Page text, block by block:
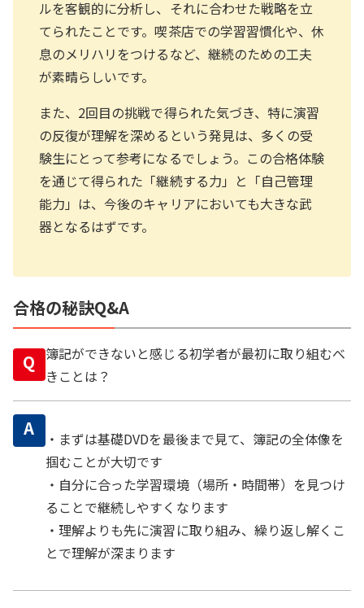
ルを客観的に分析し、それに合わせた戦略を立
てられたことです。喫茶店での学習習慣化や、休
息のメリハリをつけるなど、継続のための工夫
が素晴らしいです。
また、2回目の挑戦で得られた気づき、特に演習
の反復が理解を深めるという発見は、多くの受
験生にとって参考になるでしょう。この合格体験
を通じて得られた「継続する力」と「自己管理
能力」は、今後のキャリアにおいても大きな武
器となるはずです。
合格の秘訣Q&A
Q
簿記ができないと感じる初学者が最初に取り組むべ
きことは？
A
・まずは基礎DVDを最後まで見て、簿記の全体像を
掴むことが大切です
・自分に合った学習環境（場所・時間帯）を見つけ
ることで継続しやすくなります
・理解よりも先に演習に取り組み、繰り返し解くこ
とで理解が深まります